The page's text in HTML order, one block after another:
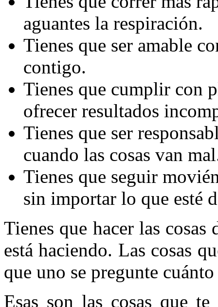
aguantes la respiración.
Tienes que ser amable
contigo.
Tienes que cumplir con
ofrecer resultados
Tienes que ser
cuando las cosas van
Tienes que seguir
sin importar lo que esté
Tienes que hacer las
está haciendo. Las cosas
que uno se pregunte
Esas son las cosas que